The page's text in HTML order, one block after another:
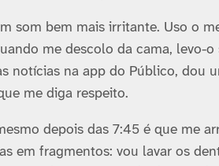
som bem mais irritante. Uso o
me descolo da cama, levo-
notí­cias na app do Público, dou
me diga respeito.
depois das 7:45 é que me
em fragmentos: vou lavar os